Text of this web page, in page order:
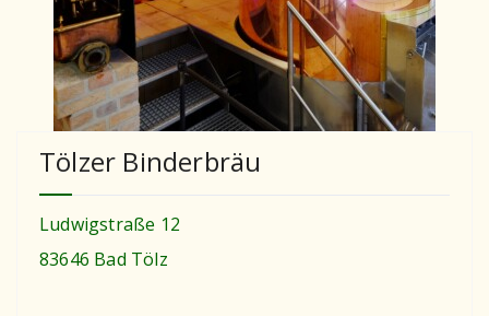
Tölzer Binderbräu
Ludwigstraße 12
83646 Bad Tölz